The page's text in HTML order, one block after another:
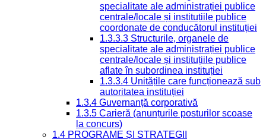
specialitate ale administrației publice
centrale/locale și instituțiile publice
coordonate de conducătorul instituției
1.3.3.3 Structurile, organele de
specialitate ale administrației publice
centrale/locale și instituțiile publice
aflate în subordinea instituției
1.3.3.4 Unitățile care funcționează sub
autoritatea instituției
1.3.4 Guvernanță corporativă
1.3.5 Carieră (anunțurile posturilor scoase
la concurs)
1.4 PROGRAME ȘI STRATEGII